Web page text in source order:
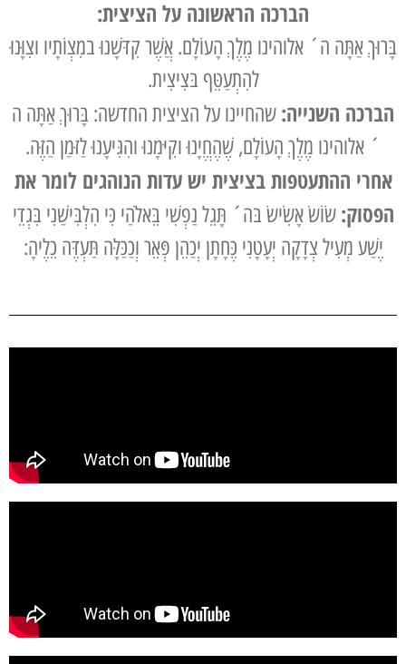
הברכה הראשונה על הציצית:
בָּרוּךְ אַתָּה ה´ אלוהינו מֶלֶךְ הָעוֹלָם. אֲשֶׁר קִדּשָׁנוּ במִצְוֹתָיו וצִוָּנוּ
להִתְעַטֵּף בּצִיצִית.
הברכה השנייה: שהחיינו על הציצית החדשה: בָּרוּךְ אַתָּה ה
´ אלוהינו מֶלֶךְ הָעוֹלָם, שֶׁהֶחֱיָנוּ וקִיּמָנוּ והִגִּיעָנוּ לַזּמַן הַזֶּה.
אחרי ההתעטפות בציצית יש עדות הנוהגים לומר את
הפסוק: שׂוֹשׂ אָשִׂישׂ בּה´ תָּגֵל נַפְשִׁי בֵּאלֹהַי כִּי הִלְבִּישַׁנִי בִּגְדֵי
יֶשַׁע מְעִיל צְדָקָה יְעָטָנִי כֶּחָתָן יְכַהֵן פְּאֵר וְכַכַּלָּה תַּעְדֶּה כֵלֶיהָ: